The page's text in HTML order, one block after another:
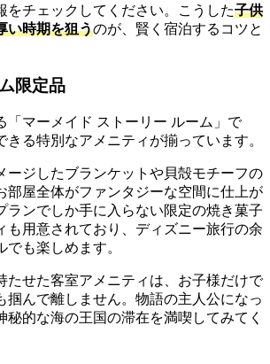
をチェックしてください。こうした子供
い時期を狙うのが、賢く宿泊するコツと
限定品
「マーメイド ストーリー ルーム」で
きる特別なアメニティが揃っています。
ージしたブランケットや貝殻モチーフの
部屋全体がファンタジーな空間に仕上が
ランでしか手に入らない限定の焼き菓子
も用意されており、ディズニー旅行の余
も楽しめます。
たせた客室アメニティは、お子様だけで
掴んで離しません。物語の主人公になっ
秘的な海の王国の滞在を満喫してみてく